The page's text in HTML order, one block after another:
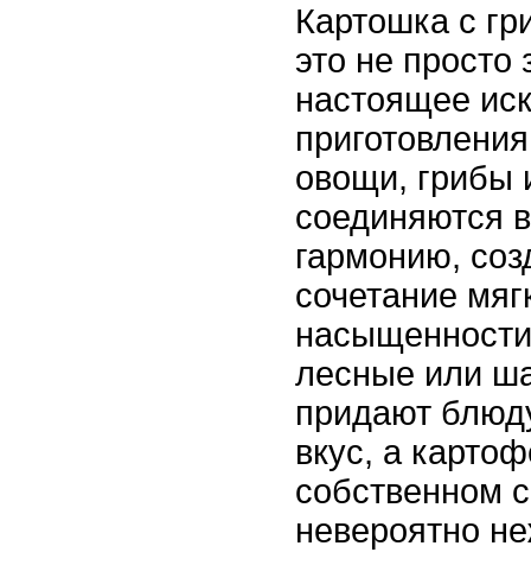
Картошка с
это не просто
настоящее
овощи, грибы
соединяются
гармонию,
сочетание
лесные или
придают
вкус, а
собственном
невероятно